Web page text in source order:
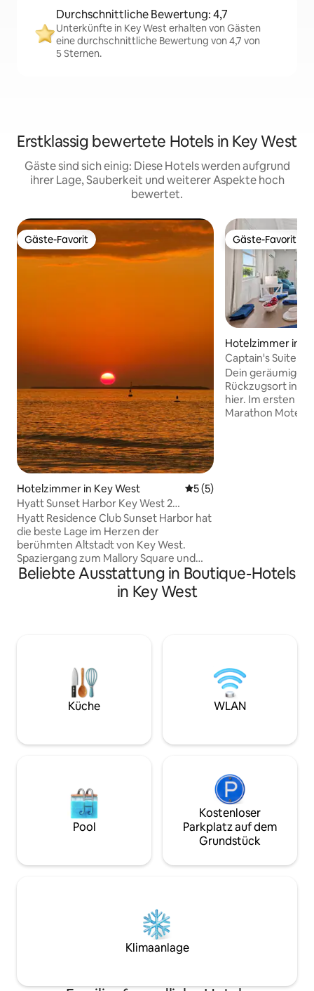
Durchschnittliche Bewertung: 4,7
Unterkünfte in Key West erhalten von Gästen
eine durchschnittliche Bewertung von 4,7 von
5 Sternen.
Erstklassig bewertete Hotels in Key West
Gäste sind sich einig: Diese Hotels werden aufgrund
ihrer Lage, Sauberkeit und weiterer Aspekte hoch
bewertet.
Gäste-Favorit
Gäste-Favorit
Hotelzimmer in Key West Durchschnittliche
5 (5)
Hyatt Sunset Harbor Key West 2
Schlafzimmer Mallory Sq
Hyatt Residence Club Sunset Harbor hat
die beste Lage im Herzen der
berühmten Altstadt von Key West.
Spaziergang zum Mallory Square und
allen Bars/Restaurants rund um die
Duval Street. Private 2-Schlafzimmer-
Einheit für 6 Erwachsene mit Kingsize-
komplettes Badezimmer im Flur mit
Dusche/Badewanne. Das Resort verfügt
über einen Gemeinschaftspool,
Whirlpool, Grill, Waschmaschinen für
Sehenswürdigkeiten von Key West!
Gäste-Favorit
Gäste-Favorit
Hotelzimmer in
Captain's Suite –
kompletter
Dein
Rückzugsort in
hier. Im ersten
Marathon Motels
ausgestattete
eignet, um den
Beliebte Ausstattung in Boutique-Hotels
in Key West
Küche WLAN
Pool
Kostenloser
Parkplatz auf dem
Grundstück
Klimaanlage